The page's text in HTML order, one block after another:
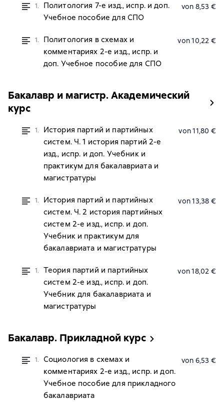
1.
Политология 7-е изд., испр. и доп.
Учебное пособие для СПО
von 8,53 €
1.
Политология в схемах и
комментариях 2-е изд., испр. и
доп. Учебное пособие для СПО
von 10,22 €
Бакалавр и магистр. Академический
курс
1.
История партий и партийных
систем. Ч. 1 история партий 2-е
изд., испр. и доп. Учебник и
практикум для бакалавриата и
магистратуры
von 11,80 €
1.
История партий и партийных
систем. Ч. 2 история партийных
систем 2-е изд., испр. и доп.
Учебник и практикум для
бакалавриата и магистратуры
von 13,38 €
1.
Теория партий и партийных
систем 2-е изд., испр. и доп.
Учебник для бакалавриата и
магистратуры
von 18,02 €
Бакалавр. Прикладной курс
1.
Социология в схемах и
комментариях 2-е изд., испр. и доп.
Учебное пособие для прикладного
бакалавриата
von 6,53 €